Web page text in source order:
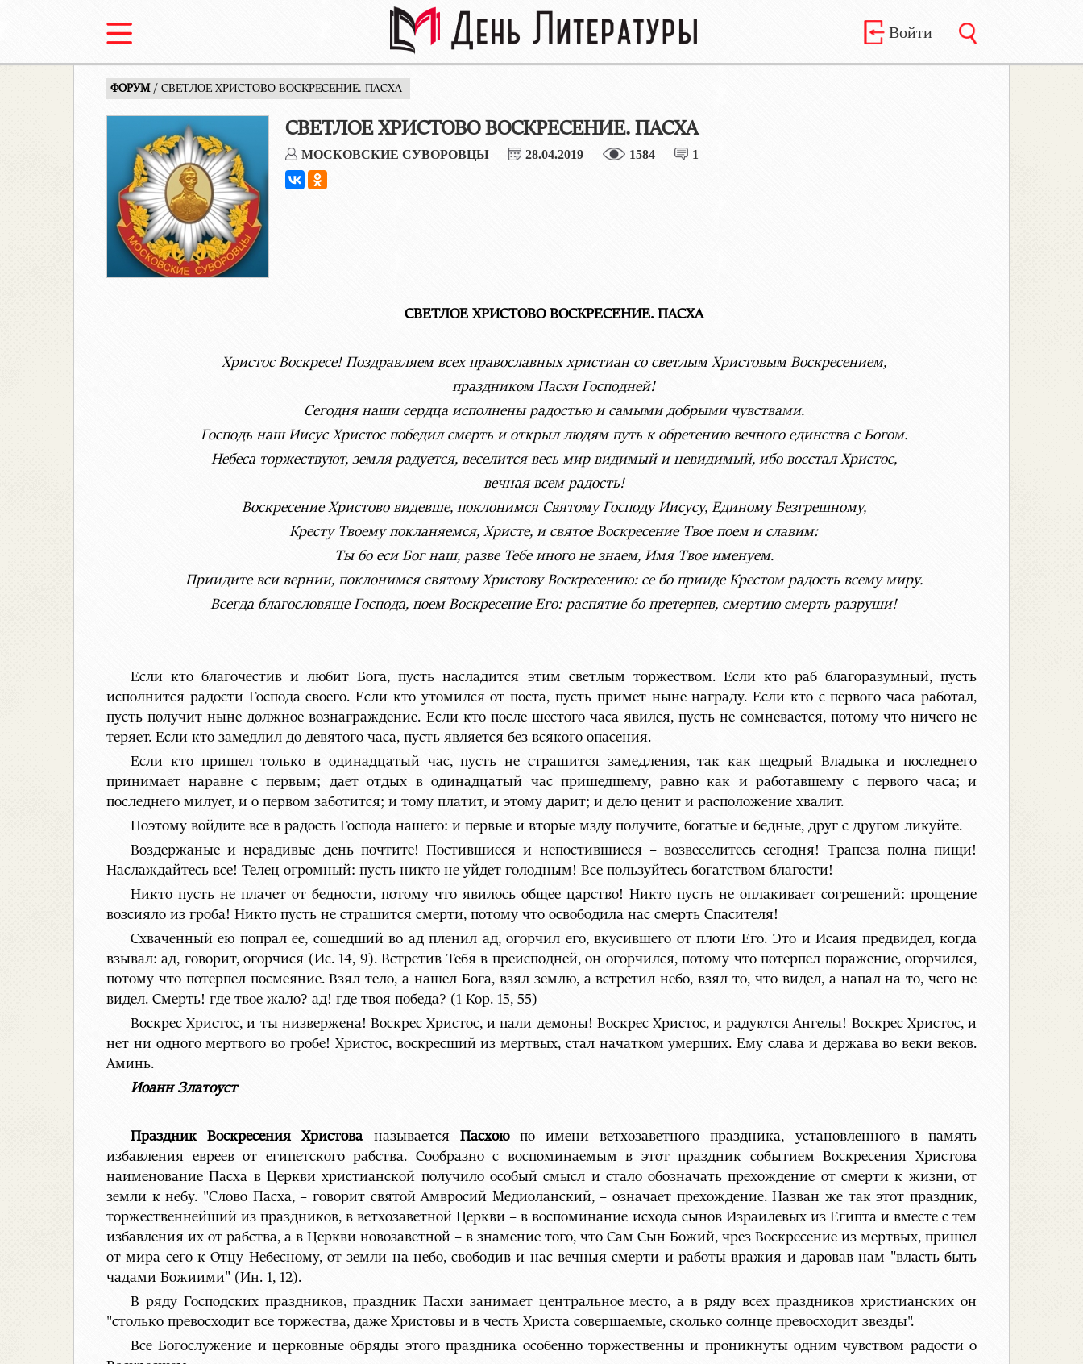
Войти
ФОРУМ / СВЕТЛОЕ ХРИСТОВО ВОСКРЕСЕНИЕ. ПАСХА
СВЕТЛОЕ ХРИСТОВО ВОСКРЕСЕНИЕ. ПАСХА
МОСКОВСКИЕ СУВОРОВЦЫ 28.04.2019 1584 1
СВЕТЛОЕ ХРИСТОВО ВОСКРЕСЕНИЕ. ПАСХА
Христос Воскресе! Поздравляем всех православных христиан со светлым Христовым Воскресением,
праздником Пасхи Господней!
Сегодня наши сердца исполнены радостью и самыми добрыми чувствами.
Господь наш Иисус Христос победил смерть и открыл людям путь к обретению вечного единства с Богом.
Небеса торжествуют, земля радуется, веселится весь мир видимый и невидимый, ибо восстал Христос,
вечная всем радость!
Воскресение Христово видевше, поклонимся Святому Господу Иисусу, Единому Безгрешному,
Кресту Твоему покланяемся, Христе, и святое Воскресение Твое поем и славим:
Ты бо еси Бог наш, разве Тебе иного не знаем, Имя Твое именуем.
Приидите вси вернии, поклонимся святому Христову Воскресению: се бо прииде Крестом радость всему миру.
Всегда благословяще Господа, поем Воскресение Его: распятие бо претерпев, смертию смерть разруши!
Если кто благочестив и любит Бога, пусть насладится этим светлым торжеством. Если кто раб благоразумный, пусть
исполнится радости Господа своего. Если кто утомился от поста, пусть примет ныне награду. Если кто с первого часа работал,
пусть получит ныне должное вознаграждение. Если кто после шестого часа явился, пусть не сомневается, потому что ничего не
теряет. Если кто замедлил до девятого часа, пусть является без всякого опасения.
Если кто пришел только в одинадцатый час, пусть не страшится замедления, так как щедрый Владыка и последнего
принимает наравне с первым; дает отдых в одинадцатый час пришедшему, равно как и работавшему с первого часа; и
последнего милует, и о первом заботится; и тому платит, и этому дарит; и дело ценит и расположение хвалит.
Поэтому войдите все в радость Господа нашего: и первые и вторые мзду получите, богатые и бедные, друг с другом ликуйте.
Воздержаные и нерадивые день почтите! Постившиеся и непостившиеся – возвеселитесь сегодня! Трапеза полна пищи!
Наслаждайтесь все! Телец огромный: пусть никто не уйдет голодным! Все пользуйтесь богатством благости!
Никто пусть не плачет от бедности, потому что явилось общее царство! Никто пусть не оплакивает согрешений: прощение
возсияло из гроба! Никто пусть не страшится смерти, потому что освободила нас смерть Спасителя!
Схваченный ею попрал ее, сошедший во ад пленил ад, огорчил его, вкусившего от плоти Его. Это и Исаия предвидел, когда
взывал: ад, говорит, огорчися (Ис. 14, 9). Встретив Тебя в преисподней, он огорчился, потому что потерпел поражение, огорчился,
потому что потерпел посмеяние. Взял тело, а нашел Бога, взял землю, а встретил небо, взял то, что видел, а напал на то, чего не
видел. Смерть! где твое жало? ад! где твоя победа? (1 Кор. 15, 55)
Воскрес Христос, и ты низвержена! Воскрес Христос, и пали демоны! Воскрес Христос, и радуются Ангелы! Воскрес Христос, и
нет ни одного мертвого во гробе! Христос, воскресший из мертвых, стал начатком умерших. Ему слава и держава во веки веков.
Аминь.
Иоанн Златоуст
Праздник Воскресения Христованазывается Пасхою по имени ветхозаветного праздника, установленного в память
избавления евреев от египетского рабства. Сообразно с воспоминаемым в этот праздник событием Воскресения Христова
наименование Пасха в Церкви христианской получило особый смысл и стало обозначать прехождение от смерти к жизни, от
земли к небу. "Слово Пасха, – говорит святой Амвросий Медиоланский, – означает прехождение. Назван же так этот праздник,
торжественнейший из праздников, в ветхозаветной Церкви – в воспоминание исхода сынов Израилевых из Египта и вместе с тем
избавления их от рабства, а в Церкви новозаветной – в знамение того, что Сам Сын Божий, чрез Воскресение из мертвых, пришел
от мира сего к Отцу Небесному, от земли на небо, свободив и нас вечныя смерти и работы вражия и даровав нам "власть быть
чадами Божиими" (Ин. 1, 12).
В ряду Господских праздников, праздник Пасхи занимает центральное место, а в ряду всех праздников христианских он
"столько превосходит все торжества, даже Христовы и в честь Христа совершаемые, сколько солнце превосходит звезды".
Все Богослужение и церковные обряды этого праздника особенно торжественны и проникнуты одним чувством радости о